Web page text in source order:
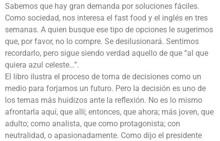
Sabemos que hay gran demanda por soluciones fáciles.
Como sociedad, nos interesa el fast food y el inglés en tres
semanas. A quien busque ese tipo de opciones le sugerimos
que, por favor, no lo compre. Se desilusionará. Sentimos
recordarlo, pero sigue siendo verdad aquello de que “al que
quiera azul celeste…”.
El libro ilustra el proceso de toma de decisiones como un
medio para forjarnos un futuro. Pero la decisión es uno de
los temas más huidizos ante la reflexión. No es lo mismo
afrontarla aquí, que allí; entonces, que ahora; más joven, que
adulto; como analista, que como protagonista; con
neutralidad, o apasionadamente. Como dijo el presidente